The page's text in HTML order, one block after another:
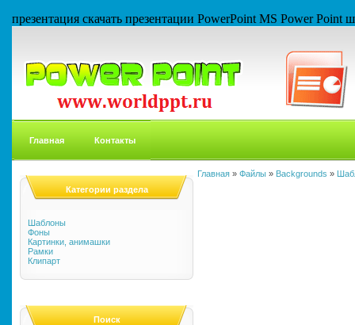
презентация скачать презентации PowerPoint MS Power
Главная Контакты
Категории раздела
Шаблоны
Фоны
Картинки, анимашки
Рамки
Клипарт
Поиск
Главная » Файлы » Backgrounds »